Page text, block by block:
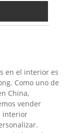
en el interior es
Como uno de
China,
vender
interior